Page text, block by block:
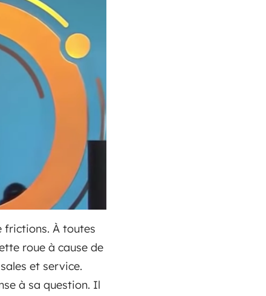
frictions. À toutes
roue à cause de
et service.
à sa question. Il